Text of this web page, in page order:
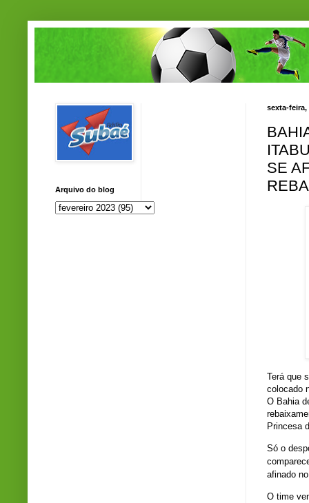
sexta-feira,
SE
Terá que
colocado
O Bahia
Princesa
Só o
afinado
O time
Arquivo do blog